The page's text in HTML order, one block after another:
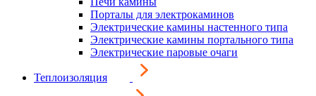
Порталы для электрокаминов
Электрические камины настенного типа
Электрические камины портального типа
Электрические паровые очаги
Теплоизоляция